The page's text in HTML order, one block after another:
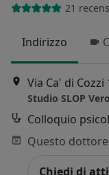
21
Indirizzo
Via Ca' di Cozzi
Studio SLOP
Colloquio
Chiedi di